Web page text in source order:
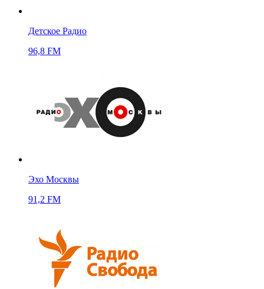
Детское Радио
96,8 FM
Эхо Москвы
91,2 FM